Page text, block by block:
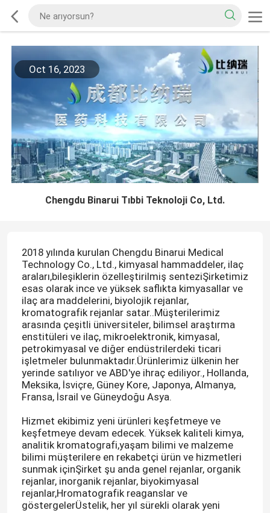
Oct 16, 2023
Chengdu Binarui Tıbbi Teknoloji Co, Ltd.
2018 yılında kurulan Chengdu Binarui Medical
Technology Co., Ltd., kimyasal hammaddeler, ilaç
araları,bileşiklerin özelleştirilmiş senteziŞirketimiz
esas olarak ince ve yüksek saflıkta kimyasallar ve
ilaç ara maddelerini, biyolojik rejanlar,
kromatografik rejanlar satar..Müşterilerimiz
arasında çeşitli üniversiteler, bilimsel araştırma
enstitüleri ve ilaç, mikroelektronik, kimyasal,
petrokimyasal ve diğer endüstrilerdeki ticari
işletmeler bulunmaktadır.Ürünlerimiz ülkenin her
yerinde satılıyor ve ABD'ye ihraç ediliyor., Hollanda,
Meksika, İsviçre, Güney Kore, Japonya, Almanya,
Fransa, İsrail ve Güneydoğu Asya.
Hizmet ekibimiz yeni ürünleri keşfetmeye ve
keşfetmeye devam edecek. Yüksek kaliteli kimya,
analitik kromatografi,yaşam bilimi ve malzeme
bilimi müşterilere en rekabetçi ürün ve hizmetleri
sunmak içinŞirket şu anda genel rejanlar, organik
rejanlar, inorganik rejanlar, biyokimyasal
rejanlar,Hromatografik reaganslar ve
göstergelerÜstelik, her yıl sürekli olarak yeni